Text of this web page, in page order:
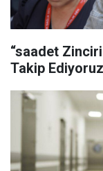
“saadet Zinciri
Takip